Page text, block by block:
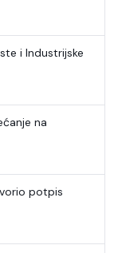
i Industrijske
na
potpis